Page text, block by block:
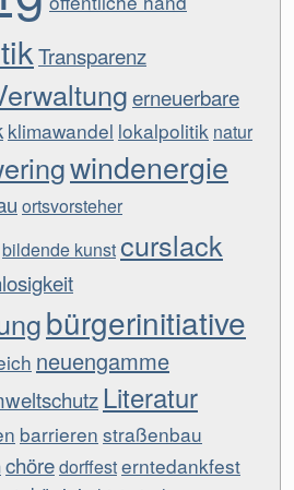
Transparenz
erneuerbare
klimawandel lokalpolitik natur
windenergie
ortsvorsteher
bildende kunstcurslack
bürgerinitiative
neuengamme
Literatur
barrieren straßenbau
chöredorffesterntedankfest